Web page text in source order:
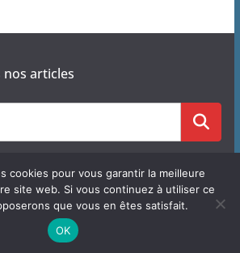
nos articles
J'habite à Chastre
par ThemeGrill. Propulsé par
cookies pour vous garantir la meilleure
site web. Si vous continuez à utiliser ce
que vous en êtes satisfait.
OK